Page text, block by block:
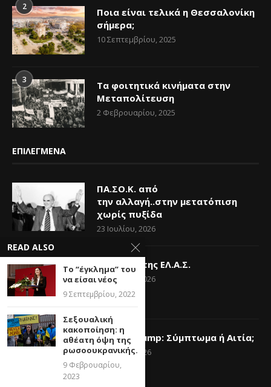
2
Ποια είναι τελικά η Θεσσαλονίκη
σήμερα;
10 Σεπτεμβρίου, 2025
3
Τα φοιτητικά κινήματα στην
Μεταπολίτευση
2 Φεβρουαρίου, 2025
ΕΠΙΛΕΓΜΕΝΑ
ΠΑ.ΣΟ.Κ. από
την αλλαγή..στην μετατόπιση
χωρίς πυξίδα
23 Ιουλίου, 2026
Η Ελπίδα της ΕΛ.Α.Σ.
14 Ιουνίου, 2026
Donald Trump: Σύμπτωμα ή Αιτία;
6 Ιουνίου, 2026
READ ALSO
Το “έγκλημα” του
να είσαι νέος
9 Σεπτεμβρίου, 2022
Σεξουαλική
κακοποίηση: η
αθέατη όψη της
ρωσοουκρανικής...
9 Φεβρουαρίου,
2023